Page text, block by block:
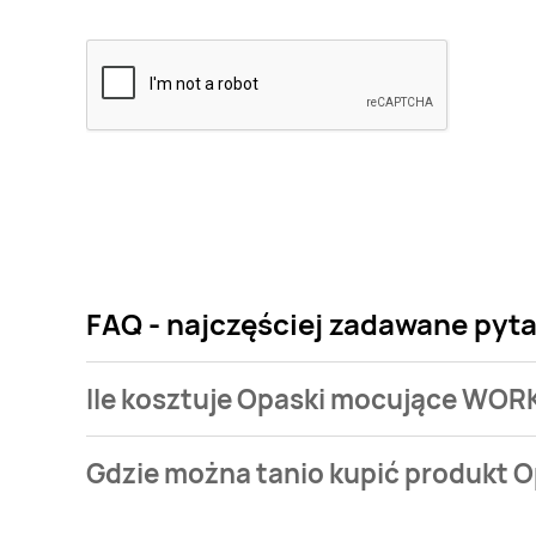
FAQ - najczęściej zadawane
Ile kosztuje Opaski mocujące
mocujące WORKZONE kosztuje od 4,99 zł do 5,99
Gdzie można tanio kupić produkt